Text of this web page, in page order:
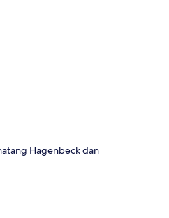
Hagenbeck dan